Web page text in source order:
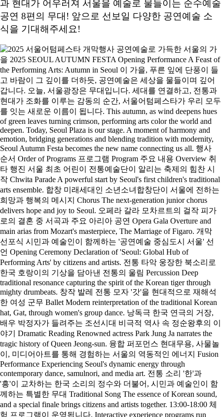
과 현대가 어우러져 서울을 예술로 물들이는 순수예술
공연 8편의 무대! 앞으로 선보일 다양한 공연예술 소
식을 기대해주세요!